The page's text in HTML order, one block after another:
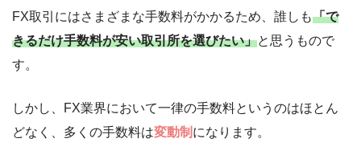
FX取引にはさまざまな手数料がかかるため、誰しも「で
きるだけ手数料が安い取引所を選びたい」と思うもので
す。
しかし、FX業界において一律の手数料というのはほとん
どなく、多くの手数料は変動制 になります。